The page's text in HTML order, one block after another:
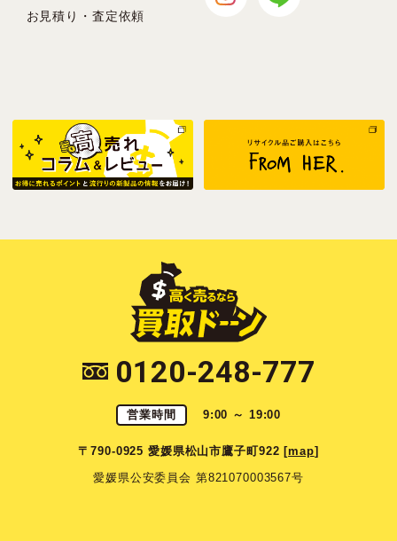
お見積り・査定依頼
0120-248-777
営業時間 9:00 ～ 19:00
〒790-0925 愛媛県松山市鷹子町922 [map]
愛媛県公安委員会 第821070003567号